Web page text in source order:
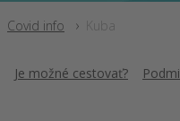
Covid info Kuba
Je možné cestovať?